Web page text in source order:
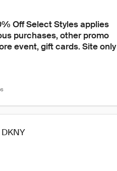
Off Select Styles applies
purchases, other promo
event, gift cards. Site only